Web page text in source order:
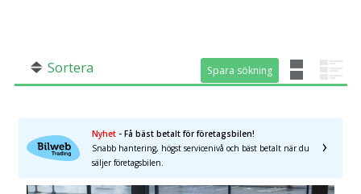
Sortera Spara sökning
Spara sökning
Nyhet - Få bäst betalt för företagsbilen!
Snabb hantering, högst servicenivå och bäst betalt när du
säljer företagsbilen.